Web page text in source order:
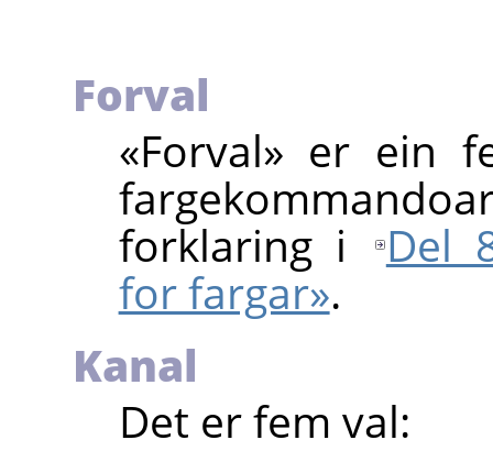
Forval
«Forval» er ein
forklaring i
Del
for fargar».
Kanal
Det er fem val: